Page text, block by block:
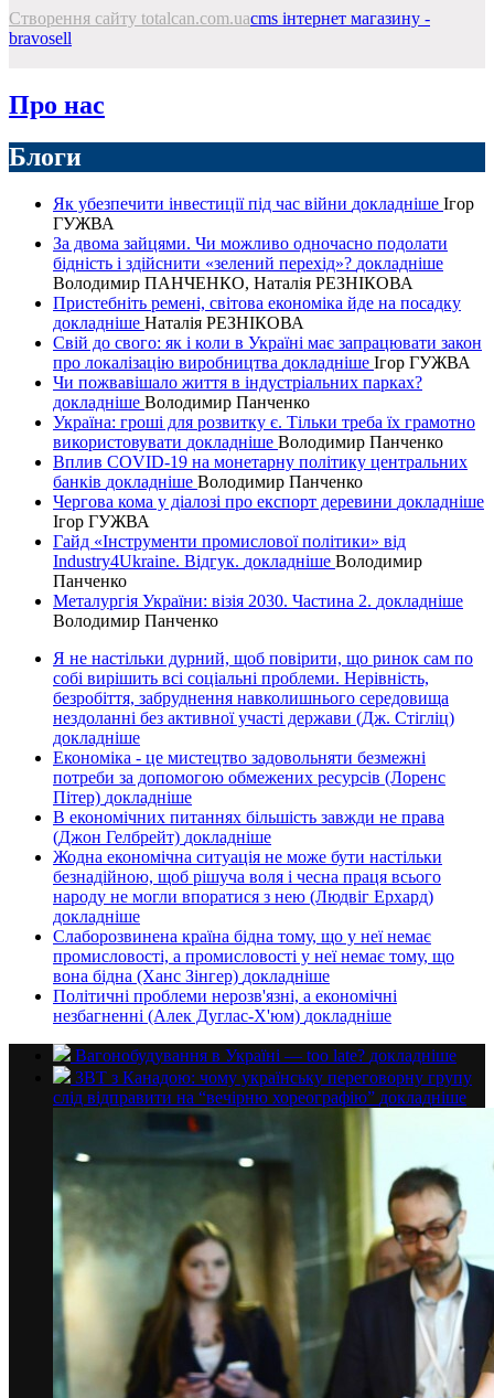
Створення сайту totalcan.com.uacms інтернет магазину -
bravosell
Про нас
Блоги
Як убезпечити інвестиції під час війни докладнiше Ігор
ГУЖВА
За двома зайцями. Чи можливо одночасно подолати
бідність і здійснити «зелений перехід»? докладнiше
Володимир ПАНЧЕНКО, Наталія РЕЗНІКОВА
Пристебніть ремені, світова економіка йде на посадку
докладнiше Наталія РЕЗНІКОВА
Свій до свого: як і коли в Україні має запрацювати закон
про локалізацію виробництва докладнiше Ігор ГУЖВА
Чи пожвавішало життя в індустріальних парках?
докладнiше Володимир Панченко
Україна: гроші для розвитку є. Тільки треба їх грамотно
використовувати докладнiше Володимир Панченко
Вплив COVID-19 на монетарну політику центральних
банків докладнiше Володимир Панченко
Чергова кома у діалозі про експорт деревини докладнiше
Ігор ГУЖВА
Гайд «Інструменти промислової політики» від
Industry4Ukraine. Відгук. докладнiше Володимир
Панченко
Металургія України: візія 2030. Частина 2. докладнiше
Володимир Панченко
Я не настільки дурний, щоб повірити, що ринок сам по
собі вирішить всі соціальні проблеми. Нерівність,
безробіття, забруднення навколишнього середовища
нездоланні без активної участі держави (Дж. Стігліц)
докладнiше
Економіка - це мистецтво задовольняти безмежні
потреби за допомогою обмежених ресурсів (Лоренс
Пітер) докладнiше
В економічних питаннях більшість завжди не права
(Джон Гелбрейт) докладнiше
Жодна економічна ситуація не може бути настільки
безнадійною, щоб рішуча воля і чесна праця всього
народу не могли впоратися з нею (Людвіг Ерхард)
докладнiше
Слаборозвинена країна бідна тому, що у неї немає
промисловості, а промисловості у неї немає тому, що
вона бідна (Ханс Зінгер) докладнiше
Політичні проблеми нерозв'язні, а економічні
незбагненні (Алек Дуглас-Х'юм) докладнiше
Вагонобудування в Україні — too late? докладнiше
ЗВТ з Канадою: чому українську переговорну групу
слід відправити на “вечірню хореографію” докладнiше